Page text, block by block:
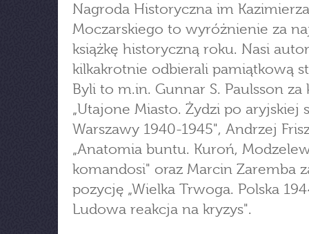
Nagroda Historyczna im Kazimierza
Moczarskiego to wyróżnienie za
książkę historyczną roku. Nasi
kilkakrotnie odbierali pamiątkową
Byli to m.in. Gunnar S. Paulsson za
„Utajone Miasto. Żydzi po aryjskiej
Warszawy 1940-1945", Andrzej
„Anatomia buntu. Kuroń,
komandosi" oraz Marcin Zaremba
pozycję „Wielka Trwoga. Polska
Ludowa reakcja na kryzys".